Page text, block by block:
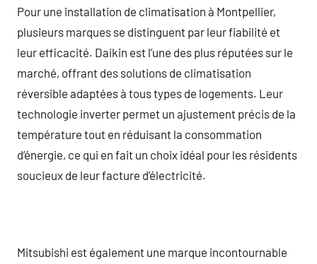
Pour une installation de climatisation à Montpellier,
plusieurs marques se distinguent par leur fiabilité et
leur efficacité. Daikin est l’une des plus réputées sur le
marché, offrant des solutions de climatisation
réversible adaptées à tous types de logements. Leur
technologie inverter permet un ajustement précis de la
température tout en réduisant la consommation
d’énergie, ce qui en fait un choix idéal pour les résidents
soucieux de leur facture d’électricité.
Mitsubishi est également une marque incontournable